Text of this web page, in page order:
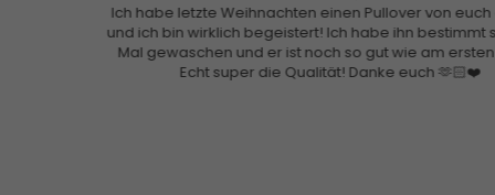
Ich habe letzte Weihnachten einen Pullover von euch gekauft
und ich bin wirklich begeistert! Ich habe ihn bestimmt schon 50
Mal gewaschen und er ist noch so gut wie am ersten Tag 🥇
Echt super die Qualität! Danke euch 🫶🏻❤️